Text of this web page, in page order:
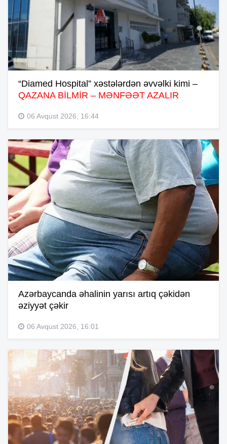
“Diamed Hospital” xəstələrdən əvvəlki kimi –
QAZANA BİLMİR – MƏNFƏƏT AZALIR
06 Avqust 2026, 16:44
Azərbaycanda əhalinin yarısı artıq çəkidən
əziyyət çəkir
06 Avqust 2026, 16:01